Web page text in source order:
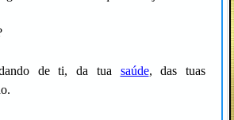
de ti, da tua saúde, das tuas